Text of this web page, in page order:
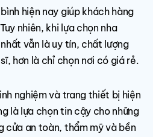
hiện nay giúp khách hàng
nhiên, khi lựa chọn nha
vẫn là uy tín, chất lượng
hơn là chỉ chọn nơi có giá rẻ.
nghiệm và trang thiết bị hiện
là lựa chọn tin cậy cho những
cửa an toàn, thẩm mỹ và bền